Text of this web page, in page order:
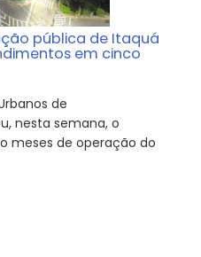
pública de Itaquá
em cinco
de
nesta semana, o
meses de operação do